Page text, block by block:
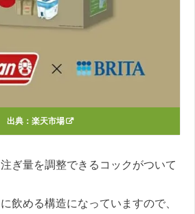
出典： 楽天市場
ぎ量を調整できるコックがついて
飲める構造になっていますので、